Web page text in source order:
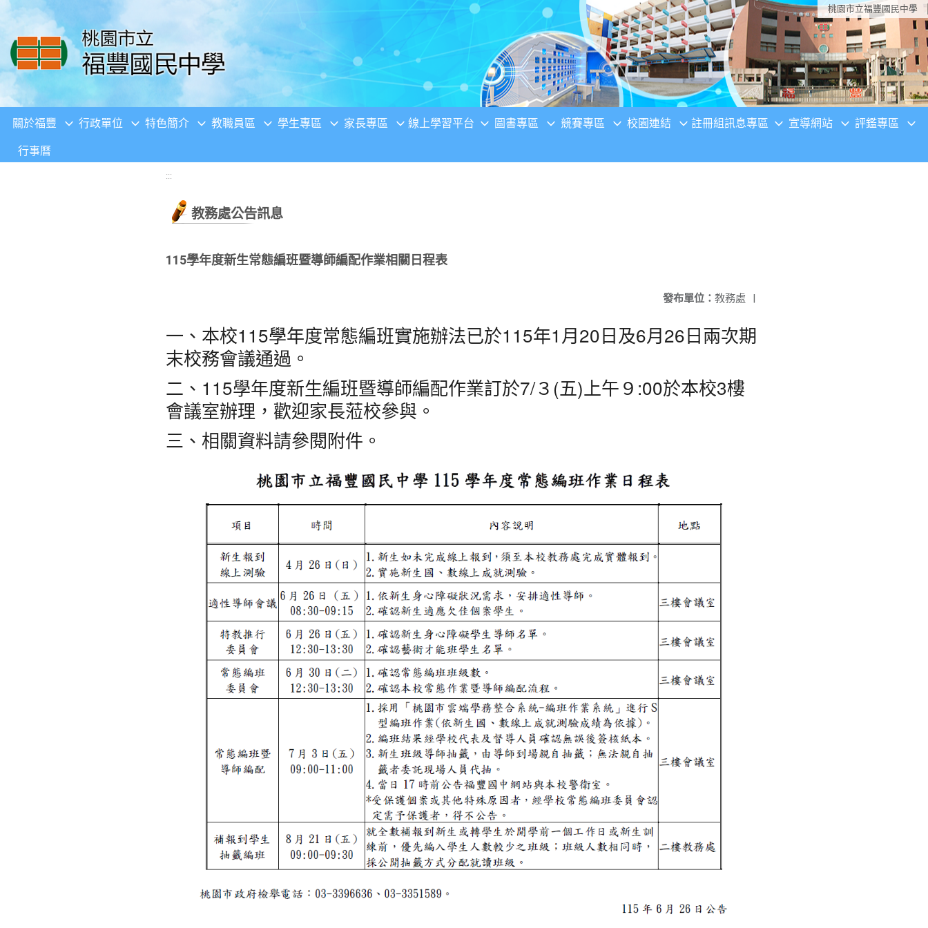
移至網頁之主要內容區位置 桃園市立福豐國民中學
關於福豐 行政單位 特色簡介 教職員區 學生專區 家長專區 線上學習平台 圖書專區 競賽專區 校園連結 註冊組訊息專區 宣導網站 評鑑專區
行事曆
:::
教務處公告訊息
115學年度新生常態編班暨導師編配作業相關日程表
發布單位： 教務處 |
一、本校115學年度常態編班實施辦法已於115年1月20日及6月26日兩次期
末校務會議通過。
二、115學年度新生編班暨導師編配作業訂於7/３(五)上午９:00於本校3樓
會議室辦理，歡迎家長蒞校參與。
三、相關資料請參閱附件。